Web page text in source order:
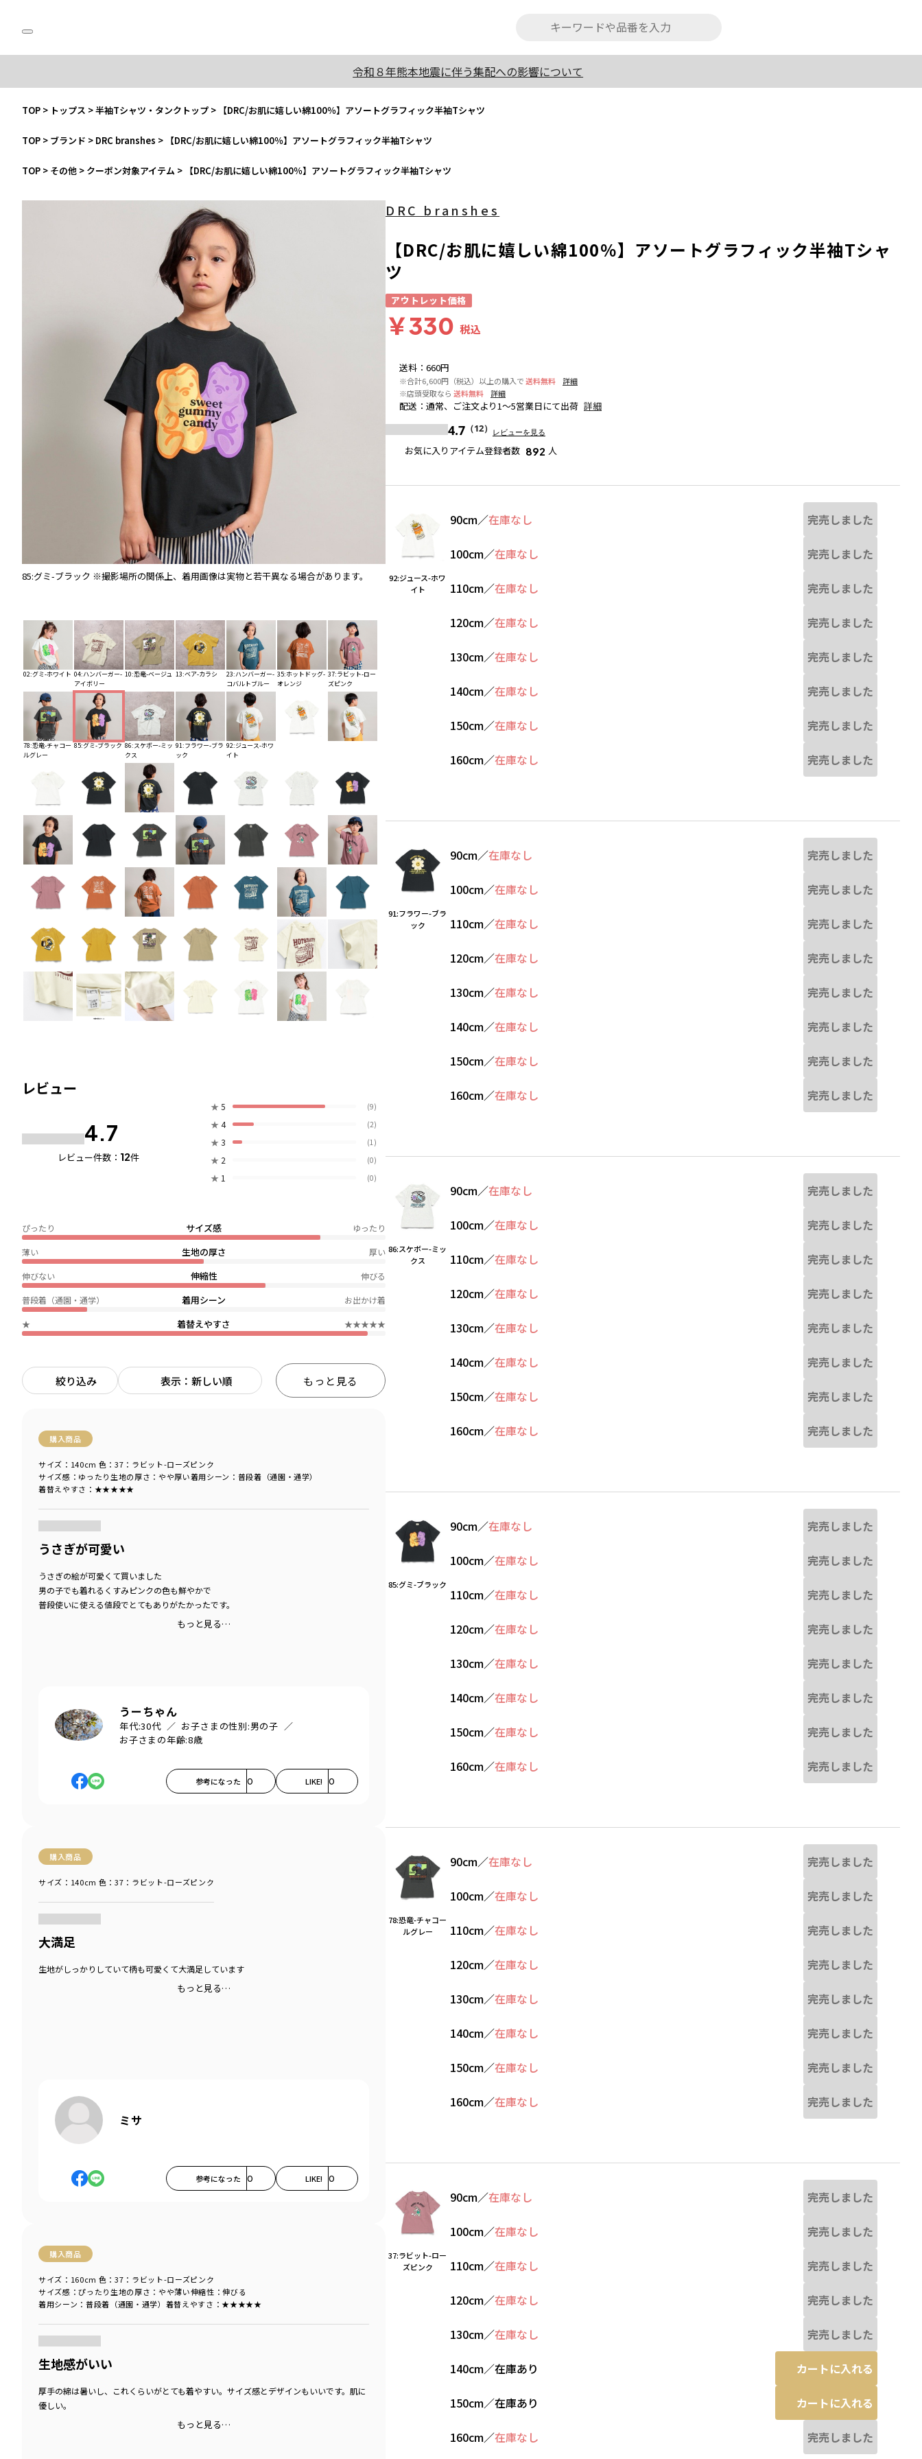
令和８年熊本地震に伴う集配への影響について
TOP > トップス >半袖Tシャツ・タンクトップ > 【DRC/お肌に嬉しい綿100％】アソートグラフィック半袖Tシャツ
TOP > ブランド > DRC branshes > 【DRC/お肌に嬉しい綿100％】アソートグラフィック半袖Tシャツ
TOP > その他 > クーポン対象アイテム > 【DRC/お肌に嬉しい綿100％】アソートグラフィック半袖Tシャツ
85:グミ-ブラック ※撮影場所の関係上、着用画像は実物と若干異なる場合があります。 86:スケボー-ミックス 91:フラワー-ブラック
※撮影場所の関係
02:グミ-ホワイト 04:ハンバーガー-
アイボリー
10:恐竜-ベージュ 13:ベア-カラシ
23:ハンバーガー-
コバルトブルー
35:ホットドッグ-
オレンジ
37:ラビット-ロー
ズピンク
78:恐竜-チャコー
ルグレー
85:グミ-ブラック 86:スケボー-ミッ
クス
91:フラワー-ブラ
ック
92:ジュース-ホワ
イト
レビュー
4.7
レビュー件数： 12件
★ 5 (9)
★ 4 (2)
★ 3 (1)
★ 2 (0)
★ 1 (0)
サイズ感
ぴったり ゆったり
生地の厚さ
薄い 厚い
伸縮性
伸びない 伸びる
着用シーン
普段着（通園・通学） お出かけ着
着替えやすさ
★ ★★★★★
絞り込み 表示：新しい順 もっと見る
購入商品
サイズ感 ：ゆったり 生地の厚さ ：やや厚い着用シーン ：普段着（通園・通学）
着替えやすさ ：★★★★★
サイズ：140cm 色：37：ラビット-ローズピンク
うさぎが可愛い
うさぎの絵が可愛くて買いました
男の子でも着れるくすみピンクの色も鮮やかで
普段使いに使える値段でとてもありがたかったです。
もっと見る…
うーちゃん
年代:30代 お子さまの性別:男の子
お子さまの年齢:8歳
参考になった 0 LIKE! 0
購入商品
サイズ：140cm 色：37：ラビット-ローズピンク
大満足
生地がしっかりしていて柄も可愛くて大満足しています
もっと見る…
ミサ
参考になった 0 LIKE! 0
購入商品
サイズ感 ：ぴったり 生地の厚さ ：やや薄い伸縮性 ：伸びる
着用シーン ：普段着（通園・通学） 着替えやすさ ：★★★★★
サイズ：160cm 色：37：ラビット-ローズピンク
生地感がいい
厚手の綿は暑いし、これくらいがとても着やすい。サイズ感とデザインもいいです。肌に
優しい。
もっと見る…
送料 ： 660円
※合計6,600円（税込）以上の購入で送料無料
詳細
※店頭受取なら 送料無料 詳細
配送 ： 通常、ご注文より1～5営業日にて出荷 詳細
4.7 （12） レビューを見る
お気に入りアイテム登録者数 892 人
DRC branshes
【DRC/お肌に嬉しい綿100％】アソートグラフィック半袖Tシャ
ツ
アウトレット価格
￥330 税込
92:ジュース-ホワ
イト
90cm／在庫なし 完売しました
100cm／在庫なし 完売しました
110cm／在庫なし 完売しました
120cm／在庫なし 完売しました
130cm／在庫なし 完売しました
140cm／在庫なし 完売しました
150cm／在庫なし 完売しました
160cm／在庫なし 完売しました
91:フラワー-ブラ
ック
90cm／在庫なし 完売しました
100cm／在庫なし 完売しました
110cm／在庫なし 完売しました
120cm／在庫なし 完売しました
130cm／在庫なし 完売しました
140cm／在庫なし 完売しました
150cm／在庫なし 完売しました
160cm／在庫なし 完売しました
86:スケボー-ミッ
クス
90cm／在庫なし 完売しました
100cm／在庫なし 完売しました
110cm／在庫なし 完売しました
120cm／在庫なし 完売しました
130cm／在庫なし 完売しました
140cm／在庫なし 完売しました
150cm／在庫なし 完売しました
160cm／在庫なし 完売しました
85:グミ-ブラック
90cm／在庫なし 完売しました
100cm／在庫なし 完売しました
110cm／在庫なし 完売しました
120cm／在庫なし 完売しました
130cm／在庫なし 完売しました
140cm／在庫なし 完売しました
150cm／在庫なし 完売しました
160cm／在庫なし 完売しました
78:恐竜-チャコー
ルグレー
90cm／在庫なし 完売しました
100cm／在庫なし 完売しました
110cm／在庫なし 完売しました
120cm／在庫なし 完売しました
130cm／在庫なし 完売しました
140cm／在庫なし 完売しました
150cm／在庫なし 完売しました
160cm／在庫なし 完売しました
37:ラビット-ロー
ズピンク
90cm／在庫なし 完売しました
100cm／在庫なし 完売しました
110cm／在庫なし 完売しました
120cm／在庫なし 完売しました
130cm／在庫なし 完売しました
140cm／在庫あり カートに入れる
150cm／在庫あり カートに入れる
160cm／在庫なし 完売しました